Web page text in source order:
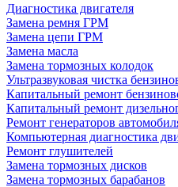
Диагностика двигателя
Замена ремня ГРМ
Замена цепи ГРМ
Замена масла
Замена тормозных колодок
Ультразвуковая чистка
Капитальный ремонт
Капитальный ремонт
Ремонт генераторов
Компьютерная диагностика
Ремонт глушителей
Замена тормозных дисков
Замена тормозных барабанов